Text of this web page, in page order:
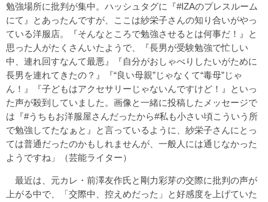
勉強場所に批判が集中。ハッシュタグに『#IZAのプレスルーム
にて』とあったんですが、ここは紗栄子さんの知り合いがやっ
ている洋服店。『そんなところで勉強させるとは何事だ！』と
思った人がたくさんいたようで、『長男が受験勉強で忙しい
中、連れ回すなんて最悪』『自分がおしゃべりしたいがために
長男を連れてきたの？』『“良い母親”じゃなくて“毒母”じゃ
ん！』『子どもはアクセサリーじゃないんですけど！』といっ
た声が殺到していました。画像と一緒に投稿したメッセージで
は『#うちもお洋服屋さんだったから#私も小さい頃こういう所
で勉強してたなぁと』と言っているように、紗栄子さんにとっ
ては普通だったのかもしれませんが、一般人には通じなかった
ようですね」（芸能ライター）
最近は、元カレ・前澤友作氏と剛力彩芽の交際に批判の声が
上がる中で、「交際中、控えめだった」と好感度を上げていた